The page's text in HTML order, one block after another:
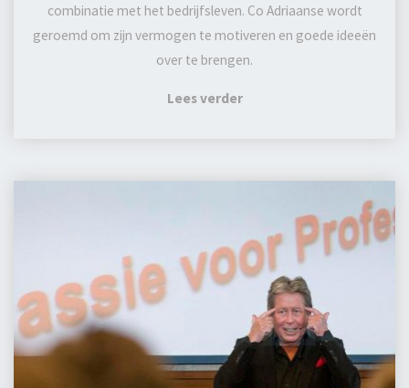
combinatie met het bedrijfsleven. Co Adriaanse wordt
geroemd om zijn vermogen te motiveren en goede ideeën
over te brengen.
Lees verder